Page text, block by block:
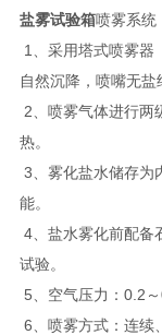
盐雾试验箱喷雾系统
1、采用塔式喷雾器
自然沉降，喷嘴无盐
2、喷雾气体进行两
热。
3、雾化盐水储存为
能。
4、盐水雾化前配备
试验。
5、空气压力：0.2
6、喷雾方式：连续